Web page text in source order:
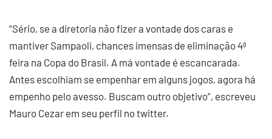
“Sério, se a diretoria não fizer a vontade dos caras e
mantiver Sampaoli, chances imensas de eliminação 4ª
feira na Copa do Brasil. A má vontade é escancarada.
Antes escolhiam se empenhar em alguns jogos, agora há
empenho pelo avesso. Buscam outro objetivo”, escreveu
Mauro Cezar em seu perfil no twitter.